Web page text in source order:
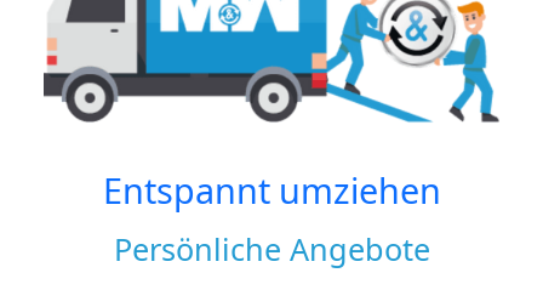
Entspannt umziehen
Persönliche Angebote